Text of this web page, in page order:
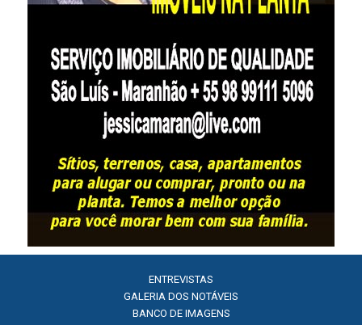
ENTREVISTAS
GALERIA DOS NOTÁVEIS
BANCO DE IMAGENS